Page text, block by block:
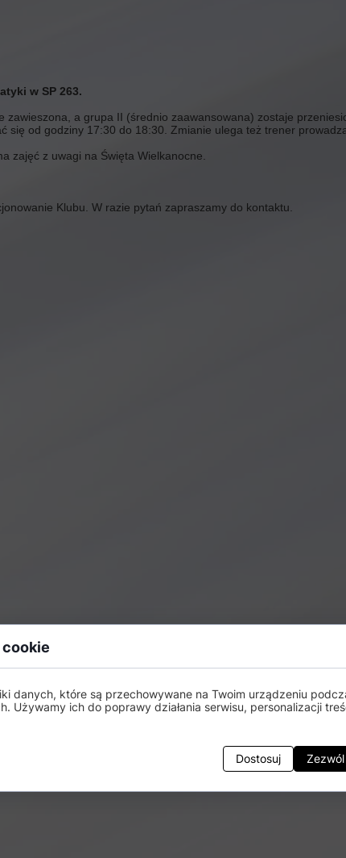
w SP 263.
zawieszona, a grupa II (średnio zaawansowana) zostaje
się od godziny 17:30 do 18:30. Zmianie ulega też trener
zajęć z uwagi na Święta Wielkanocne.
Klubu. W razie pytań zapraszamy do kontaktu.
cookie
danych, które są przechowywane na Twoim urządzeniu
Używamy ich do poprawy działania serwisu, personalizacji
Dostosuj